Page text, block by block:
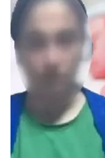
Spor
Gündem
Tekno Bilim
Ekonomi